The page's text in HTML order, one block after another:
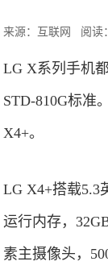
来源：互联网 阅读
LG X系列手机
STD-810G标准
X4+。
LG X4+搭载5.3
运行内存，
素主摄像头，